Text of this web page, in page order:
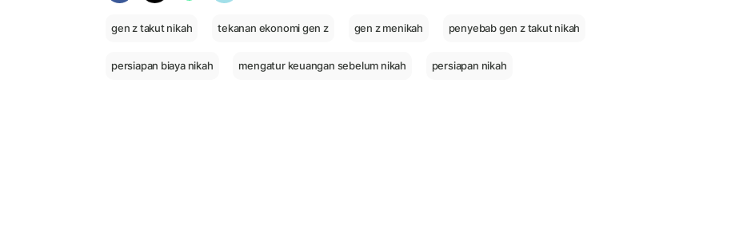
gen z takut nikah tekanan ekonomi gen z gen z menikah penyebab gen z takut nikah
persiapan biaya nikah mengatur keuangan sebelum nikah persiapan nikah